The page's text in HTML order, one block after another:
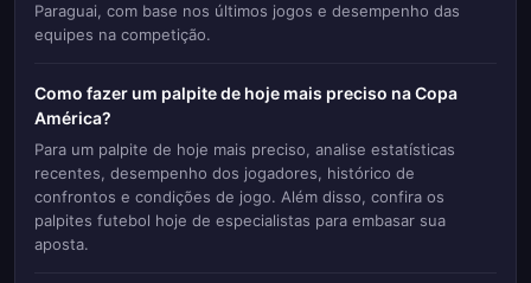
mesmo as estratégias táticas que podem ser
empregadas nesta fase inicial. Além disso, o fato de
as apostas em mercados como gols, cartões e
de cada seleção, levando em consideração fatores
como preparação, histórico recente e escalações
possíveis.
Paraguai, com base nos últimos jogos e desempenho das
equipes na competição.
Como fazer um palpite de hoje mais preciso na Copa
América?
Para um palpite de hoje mais preciso, analise estatísticas
recentes, desempenho dos jogadores, histórico de
confrontos e condições de jogo. Além disso, confira os
palpites futebol hoje de especialistas para embasar sua
aposta.